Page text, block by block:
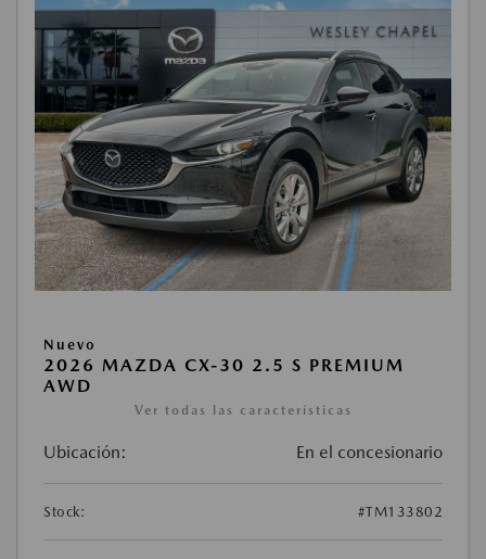
Nuevo
2026 MAZDA CX-30 2.5 S PREMIUM
AWD
Ver todas las características
Ubicación: En el concesionario
Stock: #TM133802